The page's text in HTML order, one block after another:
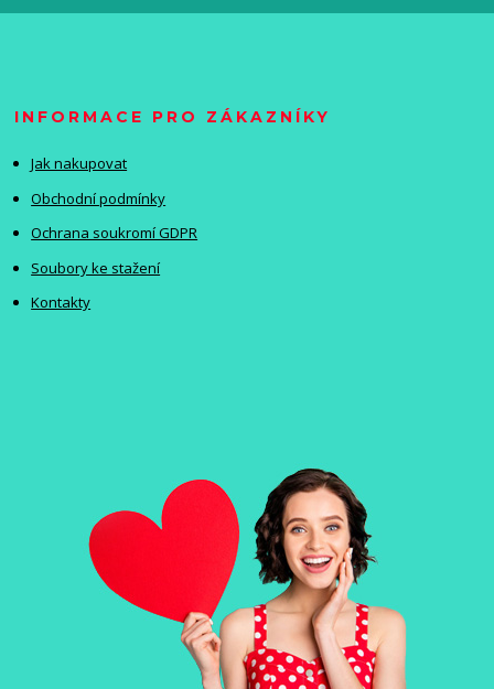
INFORMACE PRO ZÁKAZNÍKY
Jak nakupovat
Obchodní podmínky
Ochrana soukromí GDPR
Soubory ke stažení
Kontakty